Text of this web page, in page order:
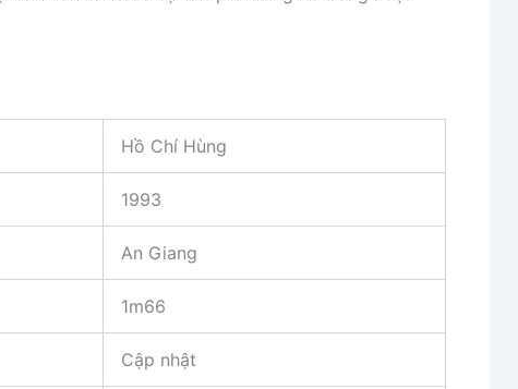
Hồ Chí Hùng
1993
An Giang
1m66
Cập nhật